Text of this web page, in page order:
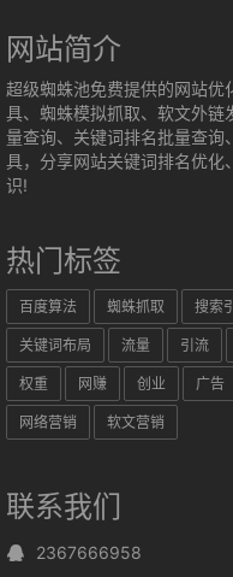
网站简介
超级蜘蛛池免费提供的网站优
具、蜘蛛模拟抓取、软文外链
量查询、关键词排名批量查询
具，分享网站关键词排名优化
识!
热门标签
百度算法 蜘蛛抓取 搜索
关键词布局 流量 引流
权重 网赚 创业 广告
网络营销 软文营销
联系我们
2367666958